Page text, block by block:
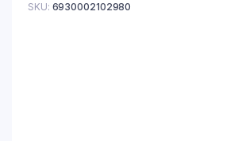
SKU: 6930002102980